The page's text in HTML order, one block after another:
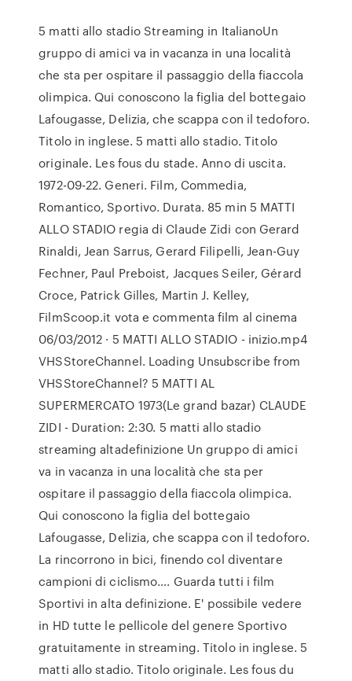
5 matti allo stadio Streaming in ItalianoUn
gruppo di amici va in vacanza in una località
che sta per ospitare il passaggio della fiaccola
olimpica. Qui conoscono la figlia del bottegaio
Lafougasse, Delizia, che scappa con il tedoforo.
Titolo in inglese. 5 matti allo stadio. Titolo
originale. Les fous du stade. Anno di uscita.
1972-09-22. Generi. Film, Commedia,
Romantico, Sportivo. Durata. 85 min 5 MATTI
ALLO STADIO regia di Claude Zidi con Gerard
Rinaldi, Jean Sarrus, Gerard Filipelli, Jean-Guy
Fechner, Paul Preboist, Jacques Seiler, Gérard
Croce, Patrick Gilles, Martin J. Kelley,
FilmScoop.it vota e commenta film al cinema
06/03/2012 · 5 MATTI ALLO STADIO - inizio.mp4
VHSStoreChannel. Loading Unsubscribe from
VHSStoreChannel? 5 MATTI AL
SUPERMERCATO 1973(Le grand bazar) CLAUDE
ZIDI - Duration: 2:30. 5 matti allo stadio
streaming altadefinizione Un gruppo di amici
va in vacanza in una località che sta per
ospitare il passaggio della fiaccola olimpica.
Qui conoscono la figlia del bottegaio
Lafougasse, Delizia, che scappa con il tedoforo.
La rincorrono in bici, finendo col diventare
campioni di ciclismo…. Guarda tutti i film
Sportivi in alta definizione. E' possibile vedere
in HD tutte le pellicole del genere Sportivo
gratuitamente in streaming. Titolo in inglese. 5
matti allo stadio. Titolo originale. Les fous du